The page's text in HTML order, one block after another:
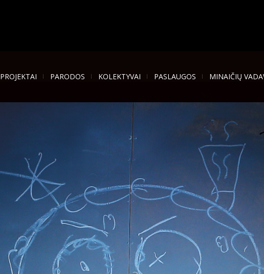
PROJEKTAI PARODOS KOLEKTYVAI PASLAUGOS MINAIČIŲ